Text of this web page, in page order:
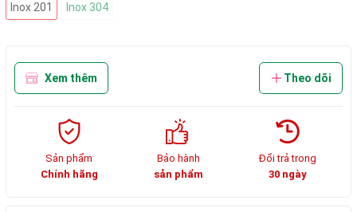
Inox 201 Inox 304
Xem thêm Theo dõi
Sản phẩm
Chính hãng
Bảo hành
sản phẩm
Đổi trả trong
30 ngày